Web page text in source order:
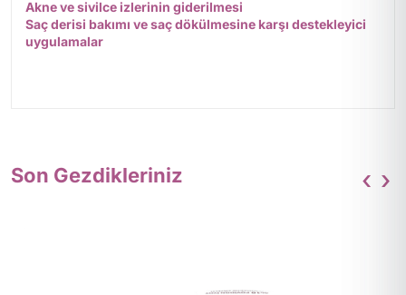
Akne ve sivilce izlerinin giderilmesi
Saç derisi bakımı ve saç dökülmesine karşı destekleyici
uygulamalar
Son Gezdikleriniz ‹ ›